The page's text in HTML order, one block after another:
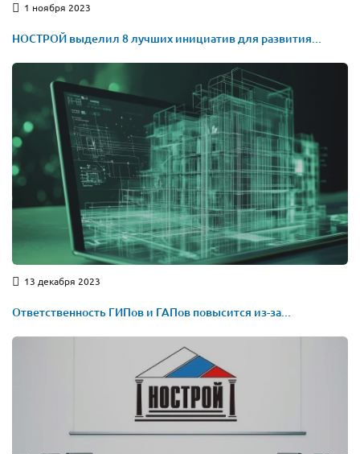
1 ноября 2023
НОСТРОЙ выделил 8 лучших инициатив для развития...
13 декабря 2023
Ответственность ГИПов и ГАПов повысится из-за...